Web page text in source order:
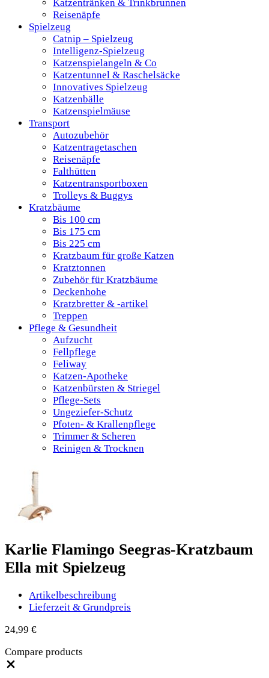
Katzentränken & Trinkbrunnen
Reisenäpfe
Spielzeug
Catnip – Spielzeug
Intelligenz-Spielzeug
Katzenspielangeln & Co
Katzentunnel & Raschelsäcke
Innovatives Spielzeug
Katzenbälle
Katzenspielmäuse
Transport
Autozubehör
Katzentragetaschen
Reisenäpfe
Falthütten
Katzentransportboxen
Trolleys & Buggys
Kratzbäume
Bis 100 cm
Bis 175 cm
Bis 225 cm
Kratzbaum für große Katzen
Kratztonnen
Zubehör für Kratzbäume
Deckenhohe
Kratzbretter & -artikel
Treppen
Pflege & Gesundheit
Aufzucht
Fellpflege
Feliway
Katzen-Apotheke
Katzenbürsten & Striegel
Pflege-Sets
Ungeziefer-Schutz
Pfoten- & Krallenpflege
Trimmer & Scheren
Reinigen & Trocknen
Karlie Flamingo Seegras-Kratzbaum
Ella mit Spielzeug
Artikelbeschreibung
Lieferzeit & Grundpreis
24,99 €
Compare products